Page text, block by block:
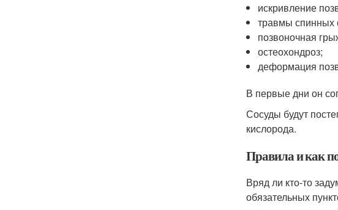
искривление
травмы спинных
позвоночная
остеохондроз;
деформация
В первые дни он
Сосуды будут
кислорода.
Правила и как
Вряд ли кто-то
обязательных